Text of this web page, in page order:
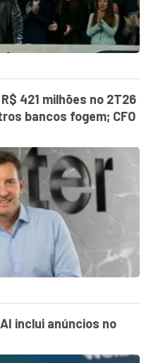
421 milhões no 2T26
bancos fogem; CFO
inclui anúncios no